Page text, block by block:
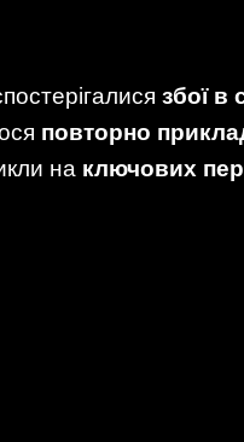
збої в
повторно
на ключових